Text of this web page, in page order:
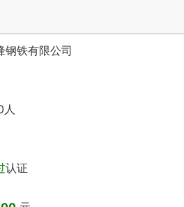
钢铁有限公司
人
认证